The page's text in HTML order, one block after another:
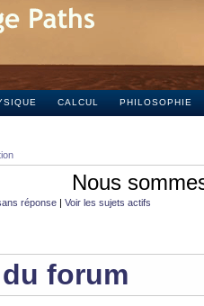
CALCUL PHILOSOPHIE
Nous
réponse | Voir les sujets actifs
forum